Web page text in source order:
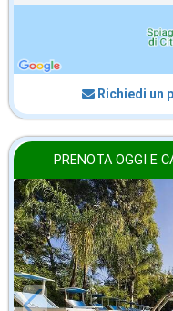
Richiedi un
PRENOTA OGGI E
2026 FERRAGOSTO
in offerta da
€142,86
a notte